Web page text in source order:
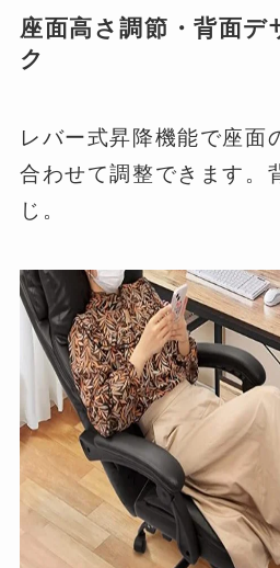
座面高さ調節・背面デ
ク
レバー式昇降機能で座面
合わせて調整できます。
じ。